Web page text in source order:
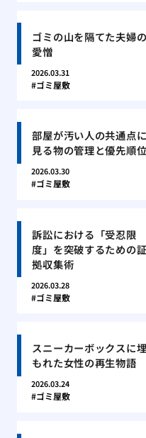
ゴミの山を隔てた夫婦の
愛憎
2026.03.31
ゴミ屋敷
部屋が汚い人の共通点に
見る物の管理と優先順位
2026.03.30
ゴミ屋敷
訴訟における「受忍限
度」を突破するための証
拠収集術
2026.03.28
ゴミ屋敷
スニーカーボックスに埋
もれた女性の再生物語
2026.03.24
ゴミ屋敷